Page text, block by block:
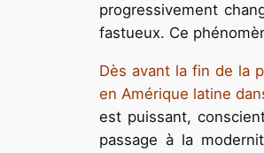
progressivement
fastueux. Ce
Dès avant la fin de la
en Amérique latine
est puissant,
passage à la